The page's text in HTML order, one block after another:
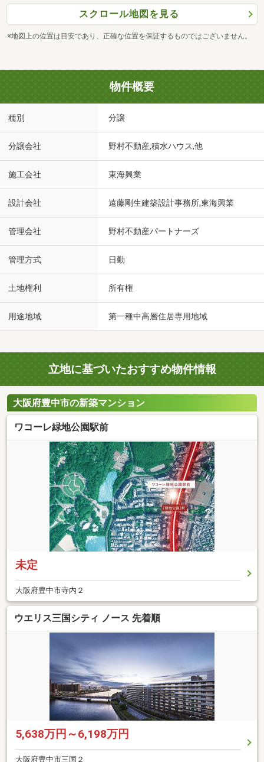
スクロール地図を見る
※地図上の位置は目安であり、正確な位置を保証するものではございません。
物件概要
種別 分譲
分譲会社 野村不動産,積水ハウス,他
施工会社 東海興業
設計会社 遠藤剛生建築設計事務所,東海興業
管理会社 野村不動産パートナーズ
管理方式 日勤
土地権利 所有権
用途地域 第一種中高層住居専用地域
立地に基づいたおすすめ物件情報
大阪府豊中市の新築マンション
ワコーレ緑地公園駅前
未定
大阪府豊中市寺内２
ウエリス三国シティ ノース 先着順
5,638万円～6,198万円
大阪府豊中市三国２